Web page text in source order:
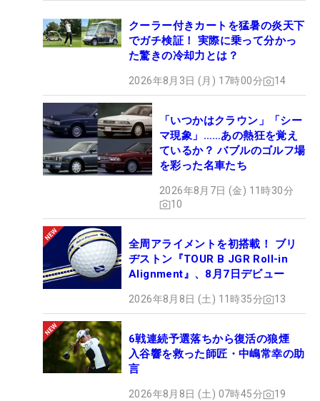
クーラー付きカートを猛暑の炎天下
でガチ検証！ 実際に乗って分かっ
た驚きの冷却力とは？
2026年8月3日 (月) 17時00分 14
「いつかはクラウン」「シー
マ現象」……あの熱狂を覚え
ているか？ バブルのゴルフ場
を彩った名車たち
2026年8月7日 (金) 11時30分
10
全周アライメントを初搭載！ ブリ
ヂストン『TOUR B JGR Roll-in
Alignment』、8月7日デビュー
2026年8月8日 (土) 11時35分 13
6戦連続予選落ちから復活の狼煙
入谷響を救った師匠・中嶋常幸の助
言
2026年8月8日 (土) 07時45分 19